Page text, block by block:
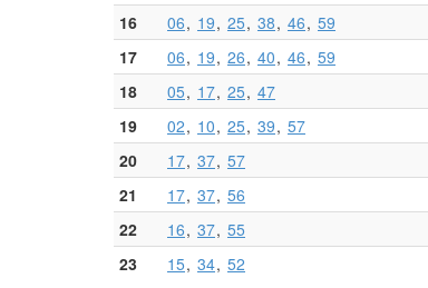
16
06 19 25 38 46 59
17
06 19 26 40 46 59
18
05 17 25 47
19
02 10 25 39 57
20
17 37 57
21
17 37 56
22
16 37 55
23
15 34 52